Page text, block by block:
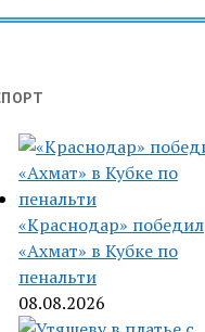
«Краснодар» победил
«Ахмат» в Кубке по
пенальти
08.08.2026